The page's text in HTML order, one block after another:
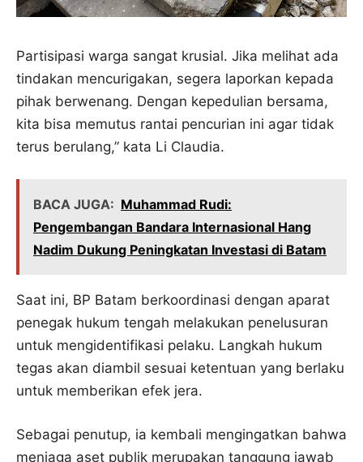
Partisipasi warga sangat krusial. Jika melihat ada
tindakan mencurigakan, segera laporkan kepada
pihak berwenang. Dengan kepedulian bersama,
kita bisa memutus rantai pencurian ini agar tidak
terus berulang,” kata Li Claudia.
BACA JUGA: Muhammad Rudi:
Pengembangan Bandara Internasional Hang
Nadim Dukung Peningkatan Investasi di Batam
Saat ini, BP Batam berkoordinasi dengan aparat
penegak hukum tengah melakukan penelusuran
untuk mengidentifikasi pelaku. Langkah hukum
tegas akan diambil sesuai ketentuan yang berlaku
untuk memberikan efek jera.
Sebagai penutup, ia kembali mengingatkan bahwa
menjaga aset publik merupakan tanggung jawab